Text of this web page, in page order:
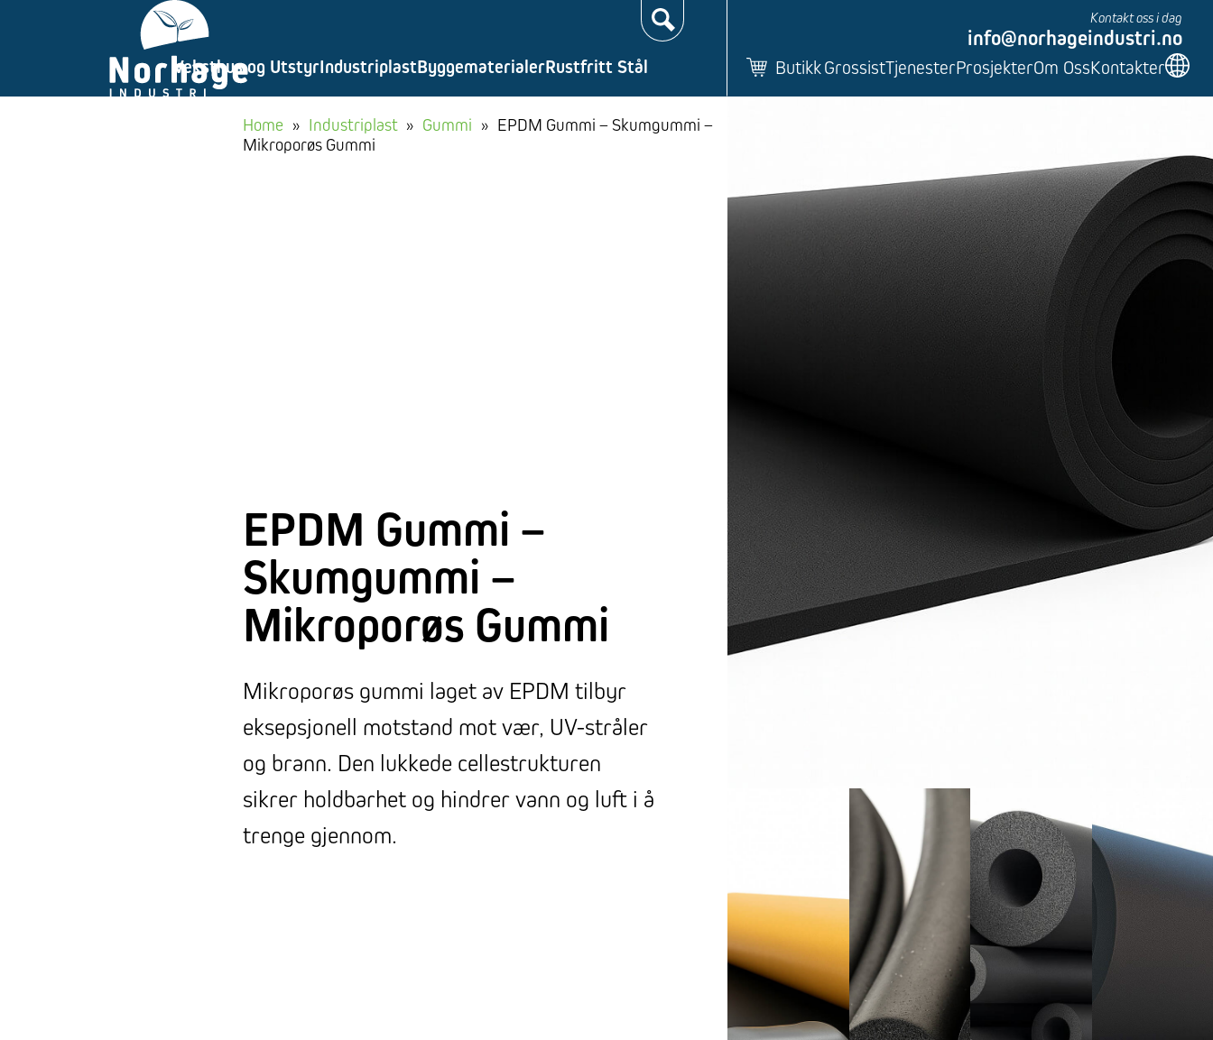
Søk…
Veksthus og UtstyrIndustriplastByggematerialerRustfritt Stål ButikkGrossistTjenesterProsjekterOm OssKontakter
Kontakt oss i dag
info@norhageindustri.no
Home » Industriplast » Gummi » EPDM Gummi – Skumgummi –
Mikroporøs Gummi
EPDM Gummi –
Skumgummi –
Mikroporøs Gummi
Mikroporøs gummi laget av EPDM tilbyr
eksepsjonell motstand mot vær, UV-stråler
og brann. Den lukkede cellestrukturen
sikrer holdbarhet og hindrer vann og luft i å
trenge gjennom.